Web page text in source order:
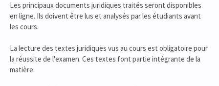
Les principaux documents juridiques traités seront disponibles
en ligne. Ils doivent être lus et analysés par les étudiants avant
les cours.
La lecture des textes juridiques vus au cours est obligatoire pour
la réussite de l'examen. Ces textes font partie intégrante de la
matière.